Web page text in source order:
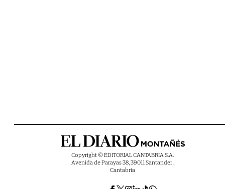
Copyright © EDITORIAL CANTABRIA S.A.
Avenida de Parayas 38, 39011 Santander ,
Cantabria